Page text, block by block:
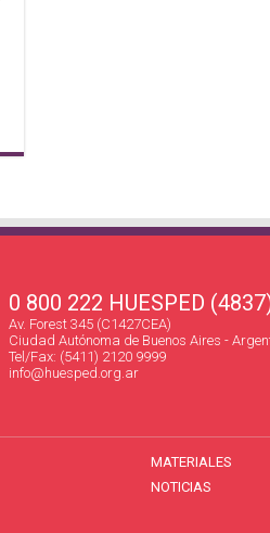
0 800 222 HUESPED
Av. Forest 345 (C1427CEA)
Ciudad Autónoma de Buenos Aires -
Tel/Fax: (5411) 2120 9999
info@huesped.org.ar
MATERIALES
NOTICIAS